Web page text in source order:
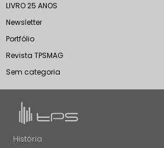
LIVRO 25 ANOS
Newsletter
Portfólio
Revista TPSMAG
Sem categoria
História